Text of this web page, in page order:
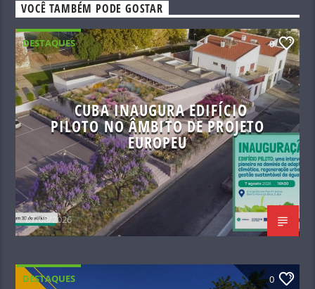
VOCÊ TAMBÉM PODE GOSTAR
DESTAQUES 0
CUBA INAUGURA EDIFÍCIO
PILOTO NO ÂMBITO DE PROJETO
EUROPEU
07/08/2026
DESTAQUES 0